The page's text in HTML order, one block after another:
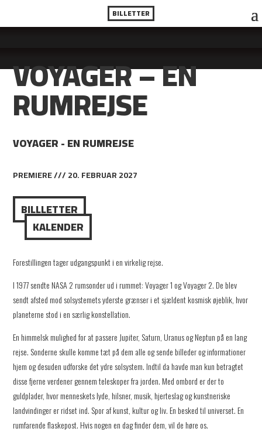
BILLETTER
VOYAGER – EN
RUMREJSE
VOYAGER - EN RUMREJSE
PREMIERE /// 20. FEBRUAR 2027
BILLLETTER
KALENDER
Forestillingen tager udgangspunkt i en virkelig rejse.
I 1977 sendte NASA 2 rumsonder ud i rummet: Voyager 1 og Voyager 2. De blev
sendt afsted mod solsystemets yderste grænser i et sjældent kosmisk øjeblik, hvor
planeterne stod i en særlig konstellation.
En himmelsk mulighed for at passere Jupiter, Saturn, Uranus og Neptun på en lang
rejse. Sonderne skulle komme tæt på dem alle og sende billeder og informationer
hjem og desuden udforske det ydre solsystem. Indtil da havde man kun betragtet
disse fjerne verdener gennem teleskoper fra jorden. Med ombord er der to
guldplader, hvor menneskets lyde, hilsner, musik, hjerteslag og kunstneriske
landvindinger er ridset ind. Spor af kunst, kultur og liv. En besked til universet. En
rumfarende flaskepost. Hvis nogen en dag finder dem, vil de høre os.